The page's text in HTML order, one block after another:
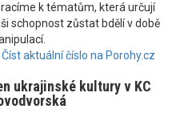
k tématům, která určují
schopnost zůstat bdělí v době
aktuální číslo na Porohy.cz
ukrajinské kultury v KC